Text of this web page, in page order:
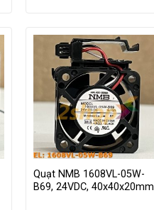
Quạt NMB 1608VL-05W-
B69, 24VDC, 40x40x20mm